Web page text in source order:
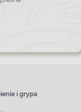
i grypa